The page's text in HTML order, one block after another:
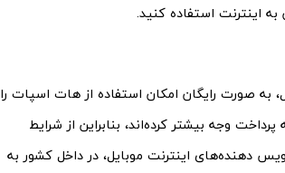
اینترنت استفاده کنید.
به صورت رایگان امکان استفاده از هات اسپات را
وجه بیشتر کرده‌اند، بنابراین از شرایط
دهنده‌های اینترنت موبایل، در داخل کشور به